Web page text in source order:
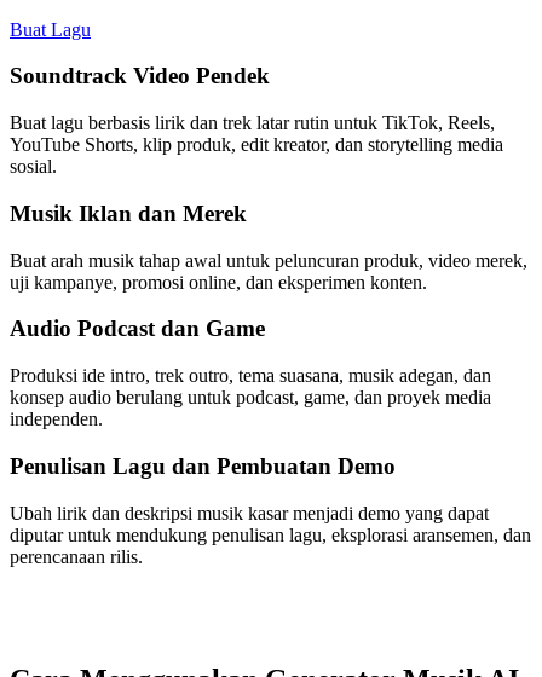
Buat Lagu
Soundtrack Video Pendek
Buat lagu berbasis lirik dan trek latar rutin untuk TikTok, Reels,
YouTube Shorts, klip produk, edit kreator, dan storytelling media
sosial.
Musik Iklan dan Merek
Buat arah musik tahap awal untuk peluncuran produk, video merek,
uji kampanye, promosi online, dan eksperimen konten.
Audio Podcast dan Game
Produksi ide intro, trek outro, tema suasana, musik adegan, dan
konsep audio berulang untuk podcast, game, dan proyek media
independen.
Penulisan Lagu dan Pembuatan Demo
Ubah lirik dan deskripsi musik kasar menjadi demo yang dapat
diputar untuk mendukung penulisan lagu, eksplorasi aransemen, dan
perencanaan rilis.